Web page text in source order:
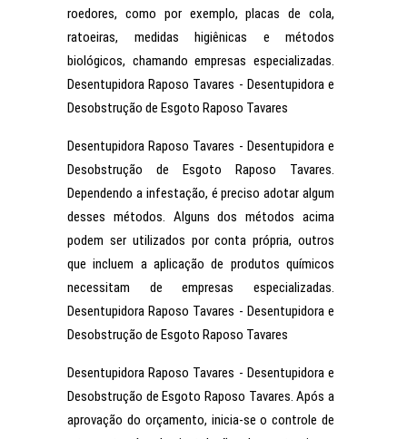
roedores, como por exemplo, placas de cola,
ratoeiras, medidas higiênicas e métodos
biológicos, chamando empresas especializadas.
Desentupidora Raposo Tavares - Desentupidora e
Desobstrução de Esgoto Raposo Tavares
Desentupidora Raposo Tavares - Desentupidora e
Desobstrução de Esgoto Raposo Tavares.
Dependendo a infestação, é preciso adotar algum
desses métodos. Alguns dos métodos acima
podem ser utilizados por conta própria, outros
que incluem a aplicação de produtos químicos
necessitam de empresas especializadas.
Desentupidora Raposo Tavares - Desentupidora e
Desobstrução de Esgoto Raposo Tavares
Desentupidora Raposo Tavares - Desentupidora e
Desobstrução de Esgoto Raposo Tavares. Após a
aprovação do orçamento, inicia-se o controle de